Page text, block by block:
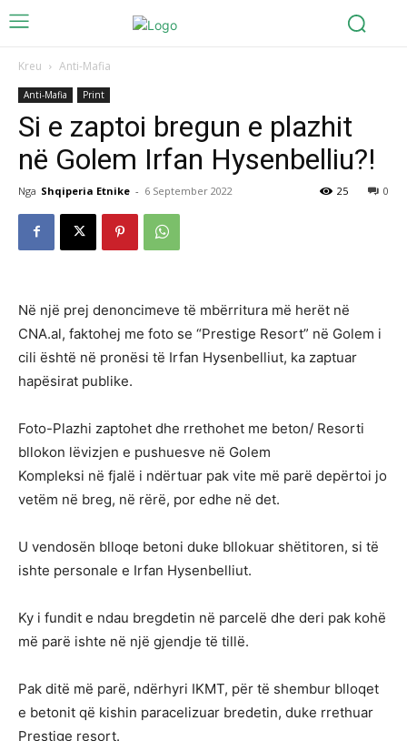
Kreu Anti-Mafia
Anti-Mafia Print
Si e zaptoi bregun e plazhit
në Golem Irfan Hysenbelliu?!
Nga Shqiperia Etnike - 6 September 2022 0
25
Në një prej denoncimeve të mbërritura më herët në
CNA.al, faktohej me foto se “Prestige Resort” në Golem i
cili është në pronësi të Irfan Hysenbelliut, ka zaptuar
hapësirat publike.
Foto-Plazhi zaptohet dhe rrethohet me beton/ Resorti
bllokon lëvizjen e pushuesve në Golem
Kompleksi në fjalë i ndërtuar pak vite më parë depërtoi jo
vetëm në breg, në rërë, por edhe në det.
U vendosën blloqe betoni duke bllokuar shëtitoren, si të
ishte personale e Irfan Hysenbelliut.
Ky i fundit e ndau bregdetin në parcelë dhe deri pak kohë
më parë ishte në një gjendje të tillë.
Pak ditë më parë, ndërhyri IKMT, për të shembur blloqet
e betonit që kishin paracelizuar bredetin, duke rrethuar
Prestige resort.